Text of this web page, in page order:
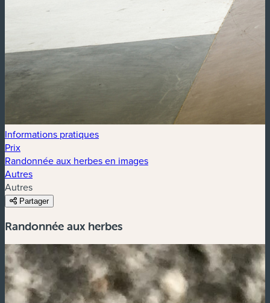
Informations pratiques
Prix
Randonnée aux herbes en images
Autres
Autres
Partager
Randonnée aux herbes